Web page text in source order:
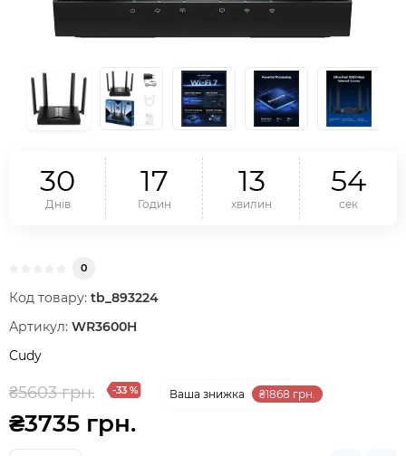
30
Днів
17
Годин
13
хвилин
54
сек
0
Код товару: tb_893224
Артикул: WR3600H
Cudy
₴5603 грн. -33 % Ваша знижка ₴1868 грн.
₴3735 грн.